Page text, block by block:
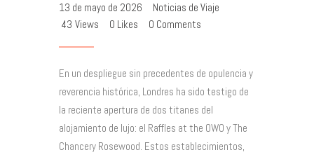
13 de mayo de 2026
Noticias de Viaje
43 Views 0 Likes 0 Comments
En un despliegue sin precedentes de opulencia y
reverencia histórica, Londres ha sido testigo de
la reciente apertura de dos titanes del
alojamiento de lujo: el Raffles at the OWO y The
Chancery Rosewood. Estos establecimientos,